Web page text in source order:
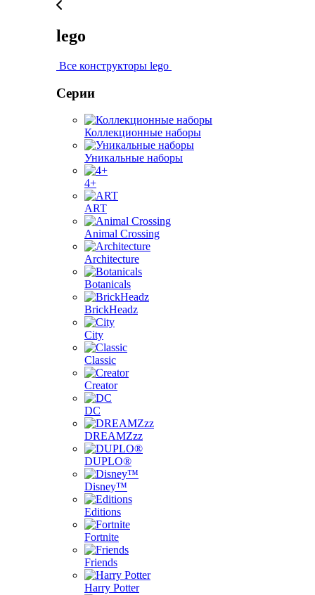
lego
Все конструкторы lego
Серии
Коллекционные наборы
Уникальные наборы
4+
ART
Animal Crossing
Architecture
Botanicals
BrickHeadz
City
Classic
Creator
DC
DREAMZzz
DUPLO®
Disney™
Editions
Fortnite
Friends
Harry Potter